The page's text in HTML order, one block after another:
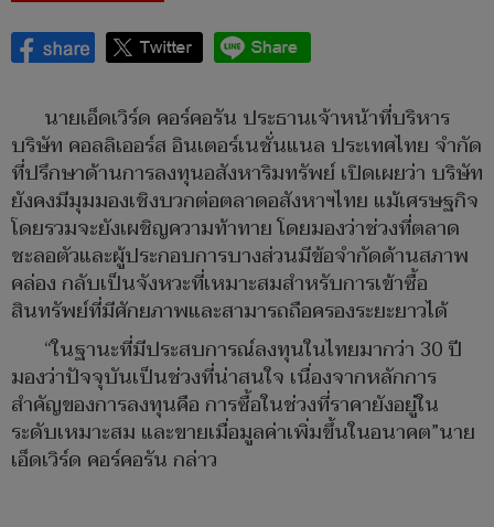
นายเอ็ดเวิร์ด คอร์คอรัน ประธานเจ้าหน้าที่บริหาร
บริษัท คอลลิเออร์ส อินเตอร์เนชั่นแนล ประเทศไทย จำกัด
ที่ปรึกษาด้านการลงทุนอสังหาริมทรัพย์ เปิดเผยว่า บริษัท
ยังคงมีมุมมองเชิงบวกต่อตลาดอสังหาฯไทย แม้เศรษฐกิจ
โดยรวมจะยังเผชิญความท้าทาย โดยมองว่าช่วงที่ตลาด
ชะลอตัวและผู้ประกอบการบางส่วนมีข้อจำกัดด้านสภาพ
คล่อง กลับเป็นจังหวะที่เหมาะสมสำหรับการเข้าซื้อ
สินทรัพย์ที่มีศักยภาพและสามารถถือครองระยะยาวได้
“ในฐานะที่มีประสบการณ์ลงทุนในไทยมากว่า 30 ปี
มองว่าปัจจุบันเป็นช่วงที่น่าสนใจ เนื่องจากหลักการ
สำคัญของการลงทุนคือ การซื้อในช่วงที่ราคายังอยู่ใน
ระดับเหมาะสม และขายเมื่อมูลค่าเพิ่มขึ้นในอนาคต”นาย
เอ็ดเวิร์ด คอร์คอรัน กล่าว